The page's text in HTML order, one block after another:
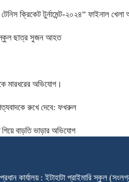
ক্রিকেট টুর্নামেন্ট-২০২৪” ফাইনাল খেলা
স্কুল ছাত্র সুজন আহত
মারধরের অভিযোগ।
রুখে দেবে: ফখরুল
বাড়তি ভাড়ার অভিযোগ
কার্যালয় : ইটাহাটা প্রাইমারি